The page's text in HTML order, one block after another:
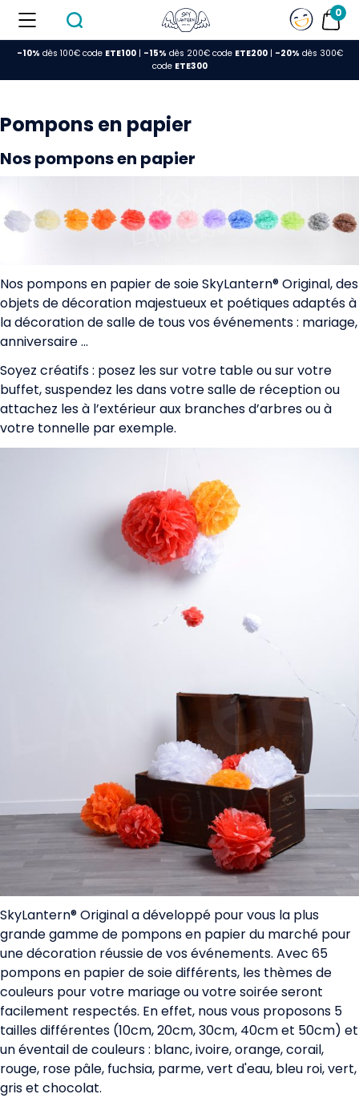
0
-10% dès 100€ code ETE100| -15% dès 200€ code ETE200| -20% dès 300€
code ETE300
Pompons en papier
Nos pompons en papier
Nos pompons en papier de soie SkyLantern® Original, des
objets de décoration majestueux et poétiques adaptés à
la décoration de salle de tous vos événements : mariage,
anniversaire ...
Soyez créatifs : posez les sur votre table ou sur votre
buffet, suspendez les dans votre salle de réception ou
attachez les à l’extérieur aux branches d’arbres ou à
votre tonnelle par exemple.
SkyLantern® Original a développé pour vous la plus
grande gamme de pompons en papier du marché pour
une décoration réussie de vos événements. Avec 65
pompons en papier de soie différents, les thèmes de
couleurs pour votre mariage ou votre soirée seront
facilement respectés. En effet, nous vous proposons 5
tailles différentes (10cm, 20cm, 30cm, 40cm et 50cm) et
un éventail de couleurs : blanc, ivoire, orange, corail,
rouge, rose pâle, fuchsia, parme, vert d'eau, bleu roi, vert,
gris et chocolat.